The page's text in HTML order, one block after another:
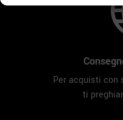
Per acquisti con
ti